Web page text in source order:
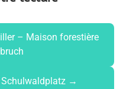
– Maison forestière
Schulwaldplatz →